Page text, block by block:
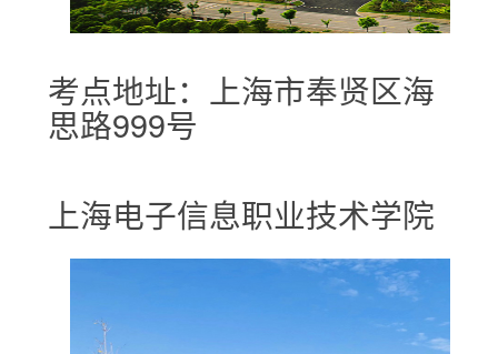
考点地址：上海市奉贤区海
思路999号
上海电子信息职业技术学院